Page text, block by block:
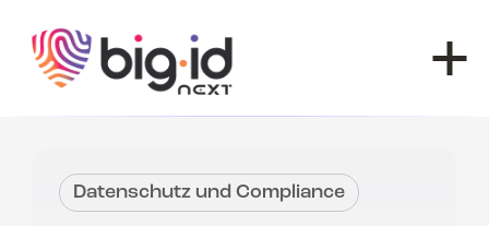
Datenschutz und Compliance